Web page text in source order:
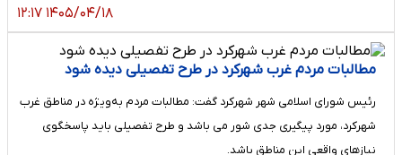
۱۴۰۵/۰۴/۱۸ ۱۲:۱۷
مطالبات مردم غرب شهرکرد در طرح تفصیلی دیده شود
رئیس شورای اسلامی شهر شهرکرد گفت: مطالبات مردم به‌ویژه در مناطق غرب
شهرکرد، مورد پیگیری جدی شور می باشد و طرح تفصیلی باید پاسخگوی
نیازهای واقعی این مناطق باشد.